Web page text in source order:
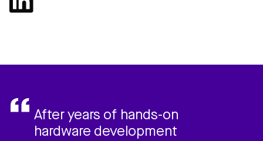
After years of hands-on
hardware development